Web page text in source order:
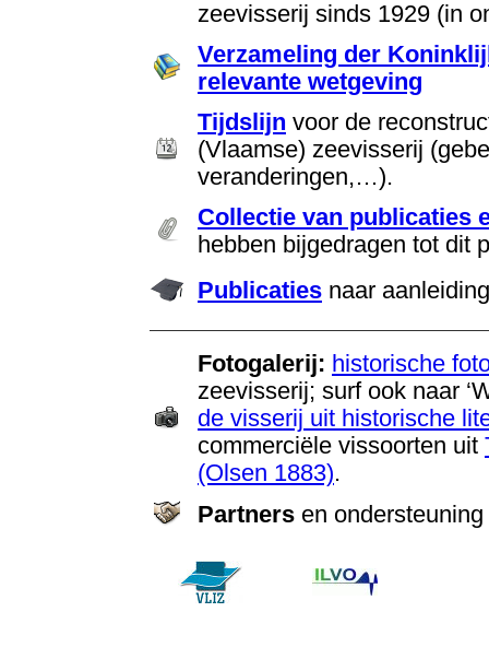
zeevisserij sinds 1929 (in
Verzameling der
relevante wetgeving
Tijdslijn voor de
(Vlaamse) zeevisserij
veranderingen,…).
Collectie van publicaties
hebben bijgedragen tot dit
Publicaties naar
Fotogalerij: historische
zeevisserij; surf ook naar
de visserij uit historische
commerciële vissoorten uit
(Olsen 1883).
Partners en ondersteuning